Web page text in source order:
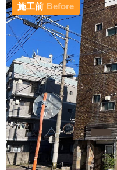
施工前 Before